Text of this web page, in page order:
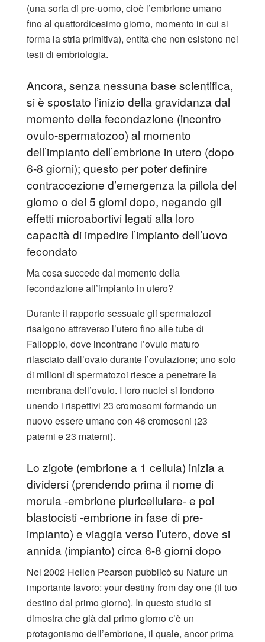
(una sorta di pre-uomo, cioè l’embrione umano
fino al quattordicesimo giorno, momento in cui si
forma la stria primitiva), entità che non esistono nei
testi di embriologia.
Ancora, senza nessuna base scientifica,
si è spostato l’inizio della gravidanza dal
momento della fecondazione (incontro
ovulo-spermatozoo) al momento
dell’impianto dell’embrione in utero (dopo
6-8 giorni); questo per poter definire
contraccezione d’emergenza la pillola del
giorno o dei 5 giorni dopo, negando gli
effetti microabortivi legati alla loro
capacità di impedire l’impianto dell’uovo
fecondato
Ma cosa succede dal momento della
fecondazione all’impianto in utero?
Durante il rapporto sessuale gli spermatozoi
risalgono attraverso l’utero fino alle tube di
Falloppio, dove incontrano l’ovulo maturo
rilasciato dall’ovaio durante l’ovulazione; uno solo
di milioni di spermatozoi riesce a penetrare la
membrana dell’ovulo. I loro nuclei si fondono
unendo i rispettivi 23 cromosomi formando un
nuovo essere umano con 46 cromosoni (23
paterni e 23 materni).
Lo zigote (embrione a 1 cellula) inizia a
dividersi (prendendo prima il nome di
morula -embrione pluricellulare- e poi
blastocisti -embrione in fase di pre-
impianto) e viaggia verso l’utero, dove si
annida (impianto) circa 6-8 giorni dopo
Nel 2002 Hellen Pearson pubblicò su Nature un
importante lavoro: your destiny from day one (il tuo
destino dal primo giorno). In questo studio si
dimostra che già dal primo giorno c’è un
protagonismo dell’embrione, il quale, ancor prima